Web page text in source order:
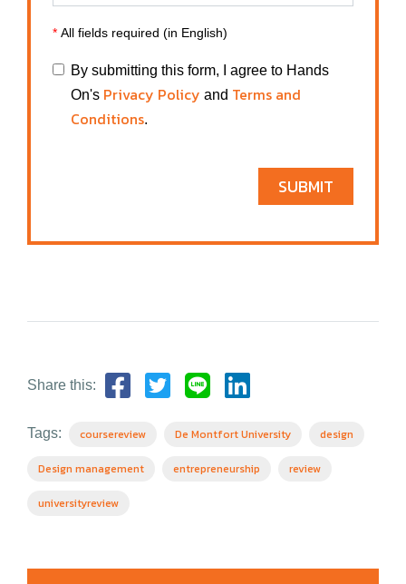
* All fields required (in English)
By submitting this form, I agree to Hands
On's Privacy Policy and Terms and
Conditions.
SUBMIT
Share this:
Tags: coursereview De Montfort University design
Design management entrepreneurship review
universityreview